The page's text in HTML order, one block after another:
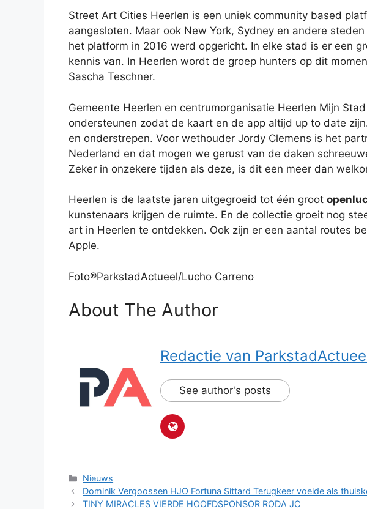
Street Art Cities Heerlen is een uniek community based
aangesloten. Maar ook New York, Sydney en andere
het platform in 2016 werd opgericht. In elke stad is er een
kennis van. In Heerlen wordt de groep hunters op dit
Sascha Teschner.
Gemeente Heerlen en centrumorganisatie Heerlen Mijn
ondersteunen zodat de kaart en de app altijd up to date
en onderstrepen. Voor wethouder Jordy Clemens is het
Nederland en dat mogen we gerust van de daken
Zeker in onzekere tijden als deze, is dit een meer dan
Heerlen is de laatste jaren uitgegroeid tot één groot
kunstenaars krijgen de ruimte. En de collectie groeit nog
art in Heerlen te ontdekken. Ook zijn er een aantal routes
Apple.
Foto®ParkstadActueel/Lucho Carreno
About The Author
Redactie van
See author's posts
Categorieën
Nieuws
Dominik Vergoossen HJO Fortuna Sittard Terugkeer voelde als
TINY MIRACLES VIERDE HOOFDSPONSOR RODA JC